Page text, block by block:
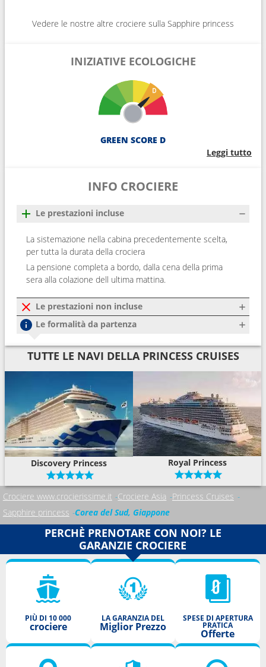
Vedere le nostre altre crociere sulla Sapphire princess
INIZIATIVE ECOLOGICHE
GREEN SCORE D
Leggi tutto
INFO CROCIERE
Le prestazioni incluse
La sistemazione nella cabina precedentemente scelta,
per tutta la durata della crociera
La pensione completa a bordo, dalla cena della prima
sera alla colazione dell ultima mattina.
Le prestazioni non incluse
Le formalità da partenza
TUTTE LE NAVI DELLA PRINCESS CRUISES
Discovery Princess Royal Princess
Crociere www.crocierissime.it Crociere Asia Princess Cruises
Sapphire princess Corea del Sud, Giappone
PERCHÈ PRENOTARE CON NOI? LE
GARANZIE CROCIERE
PIÙ DI 10 000
crociere
LA GARANZIA DEL
Miglior Prezzo
SPESE DI APERTURA
PRATICA
Offerte